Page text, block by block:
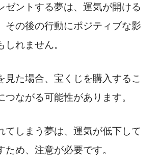
ゼントする夢は、運気が開ける
その後の行動にポジティブな影
れません。
見た場合、宝くじを購入するこ
つながる可能性があります。
てしまう夢は、運気が低下して
ため、注意が必要です。